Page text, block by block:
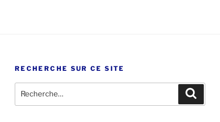
RECHERCHE SUR CE SITE
pour